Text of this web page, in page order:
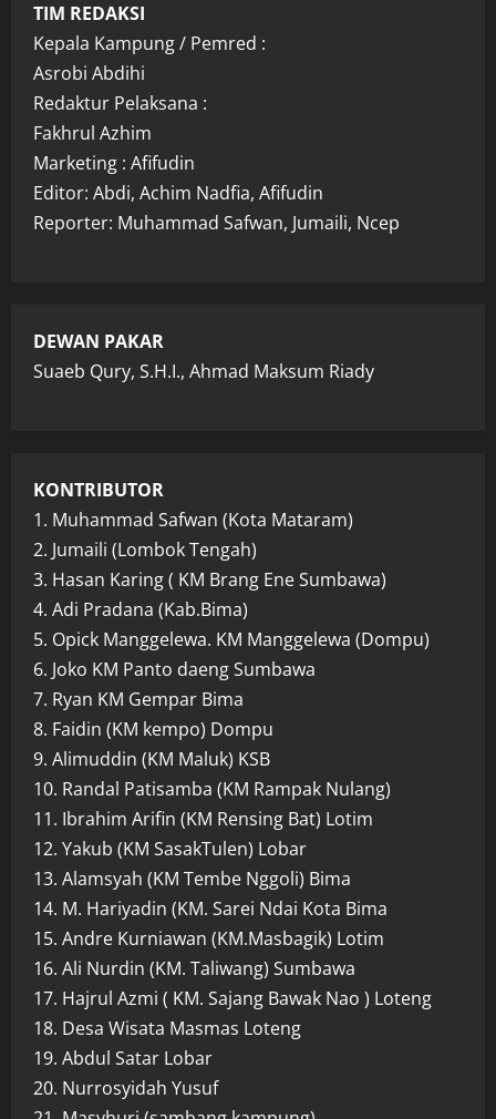
TIM REDAKSI
Kepala Kampung / Pemred :
Asrobi Abdihi
Redaktur Pelaksana :
Fakhrul Azhim
Marketing : Afifudin
Editor: Abdi, Achim Nadfia, Afifudin
Reporter: Muhammad Safwan, Jumaili, Ncep
DEWAN PAKAR
Suaeb Qury, S.H.I., Ahmad Maksum Riady
KONTRIBUTOR
1. Muhammad Safwan (Kota Mataram)
2. Jumaili (Lombok Tengah)
3. Hasan Karing ( KM Brang Ene Sumbawa)
4. Adi Pradana (Kab.Bima)
5. Opick Manggelewa. KM Manggelewa (Dompu)
6. Joko KM Panto daeng Sumbawa
7. Ryan KM Gempar Bima
8. Faidin (KM kempo) Dompu
9. Alimuddin (KM Maluk) KSB
10. Randal Patisamba (KM Rampak Nulang)
11. Ibrahim Arifin (KM Rensing Bat) Lotim
12. Yakub (KM SasakTulen) Lobar
13. Alamsyah (KM Tembe Nggoli) Bima
14. M. Hariyadin (KM. Sarei Ndai Kota Bima
15. Andre Kurniawan (KM.Masbagik) Lotim
16. Ali Nurdin (KM. Taliwang) Sumbawa
17. Hajrul Azmi ( KM. Sajang Bawak Nao ) Loteng
18. Desa Wisata Masmas Loteng
19. Abdul Satar Lobar
20. Nurrosyidah Yusuf